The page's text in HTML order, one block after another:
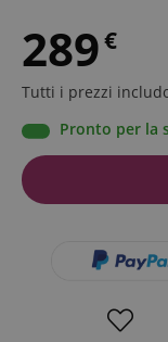
289€
Tutti i prezzi
Pronto per la